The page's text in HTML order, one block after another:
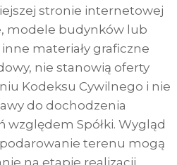
stronie internetowej
modele budynków lub
materiały graficzne
nie stanowią oferty
Kodeksu Cywilnego i nie
do dochodzenia
względem Spółki. Wygląd
terenu mogą